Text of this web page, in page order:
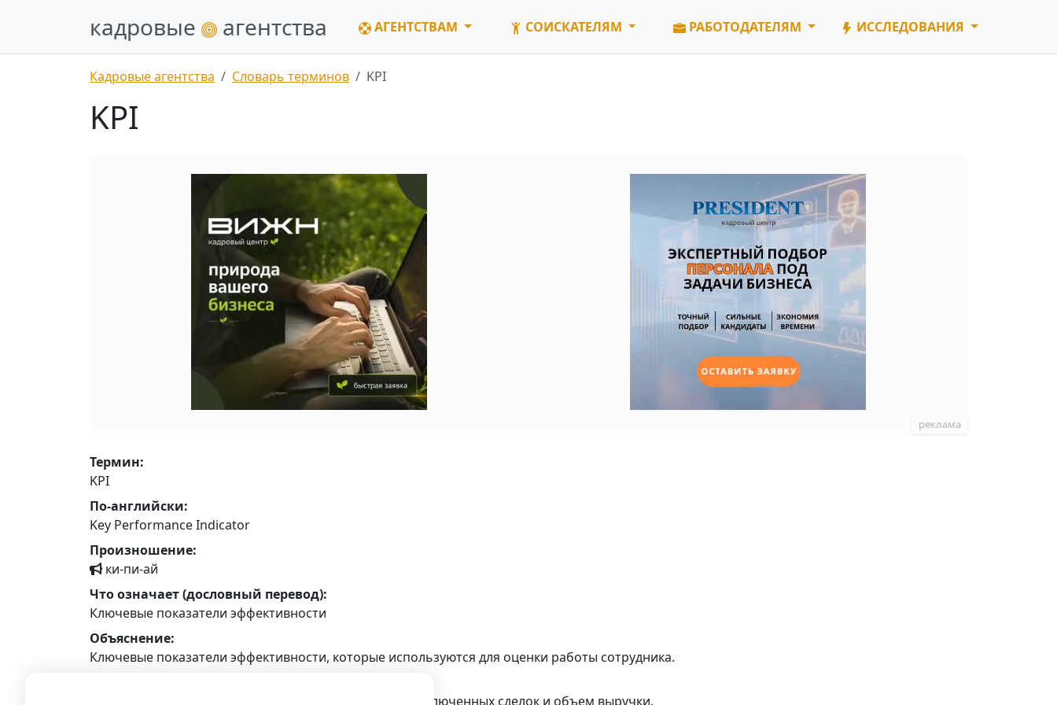
кадровые агентства АГЕНТСТВАМ СОИСКАТЕЛЯМ РАБОТОДАТЕЛЯМ ИССЛЕДОВАНИЯ
Кадровые агентства Словарь терминов KPI
KPI
реклама
Термин:
KPI
По-английски:
Key Performance Indicator
Произношение:
ки-пи-ай
Что означает (дословный перевод):
Ключевые показатели эффективности
Объяснение:
Ключевые показатели эффективности, которые используются для оценки работы сотрудника.
KPI менеджера по продажам включают количество заключенных сделок и объем выручки.